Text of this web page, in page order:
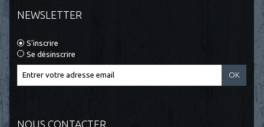
NEWSLETTER
S'inscrire
Se désinscrire
NOUS CONTACTER